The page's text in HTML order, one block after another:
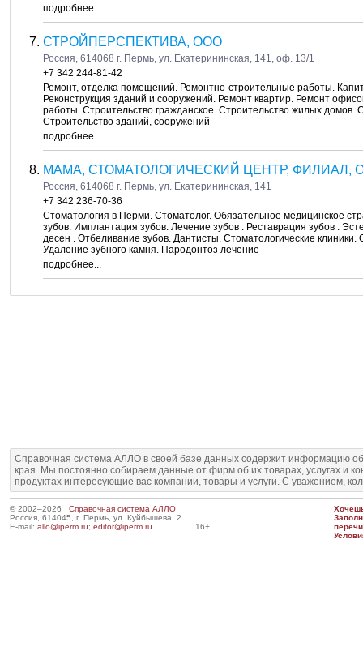
подробнее...
СТРОЙПЕРСПЕКТИВА, ООО
Россия, 614068 г. Пермь, ул. Екатерининская, 141, оф. 13/1
+7 342 244-81-42
Ремонт, отделка помещений. Ремонтно-строительные работы.
Реконструкция зданий и сооружений. Ремонт квартир. Ремонт
работы. Строительство гражданское. Строительство жилых
Строительство зданий, сооружений
подробнее...
МАМА, СТОМАТОЛОГИЧЕСКИЙ ЦЕНТР, ФИЛИАЛ,
Россия, 614068 г. Пермь, ул. Екатерининская, 141
+7 342 236-70-36
Стоматология в Перми. Стоматолог. Обязательное медицинское
зубов. Имплантация зубов. Лечение зубов . Реставрация зубов .
десен . Отбеливание зубов. Дантисты. Стоматологические
Удаление зубного камня. Пародонтоз лечение
подробнее...
Справочная система АЛЛО в своей базе данных содержит информацию
края. Мы постоянно собираем данные от фирм об их товарах, услугах и
продуктах интересующие вас компании, товары и услуги. С уважением,
© 2002–2026 Справочная система АЛЛО
Россия, 614045, г. Пермь, ул. Куйбышева, 2
E-mail: allo@iperm.ru; editor@iperm.ru 16+